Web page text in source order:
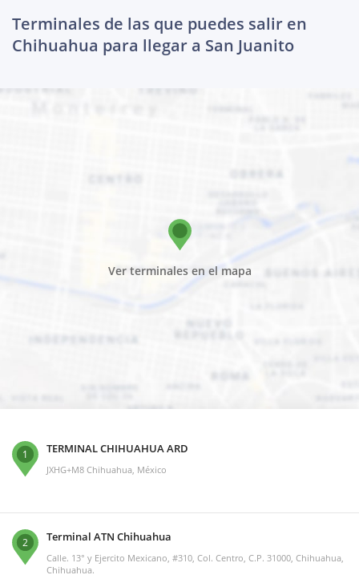
Terminales de las que puedes salir en
Chihuahua para llegar a San Juanito
Ver terminales en el mapa
1 TERMINAL CHIHUAHUA ARD
JXHG+M8 Chihuahua, México
2 Terminal ATN Chihuahua
Calle. 13° y Ejercito Mexicano, #310, Col. Centro, C.P. 31000, Chihuahua,
Chihuahua.